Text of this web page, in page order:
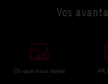
Vos
Où que vous soyez 4K